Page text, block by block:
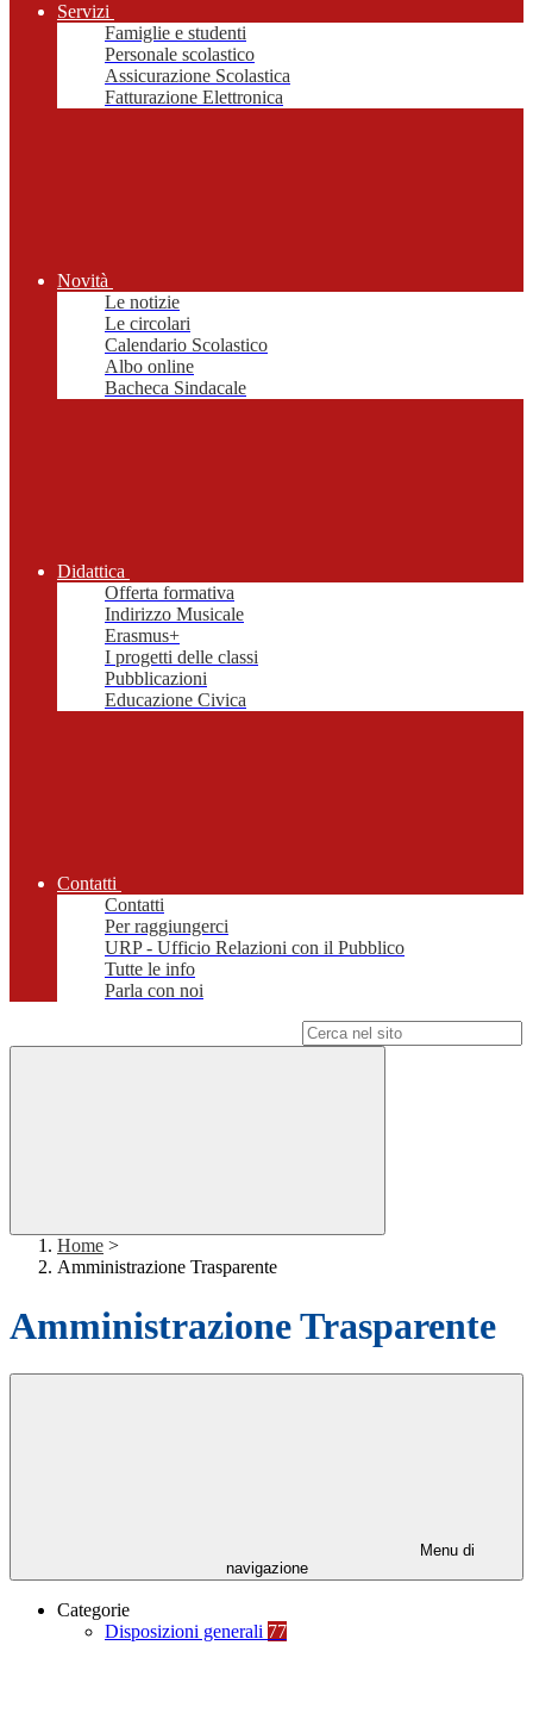
Servizi
Famiglie e studenti
Personale scolastico
Assicurazione Scolastica
Fatturazione Elettronica
Novità
Le notizie
Le circolari
Calendario Scolastico
Albo online
Bacheca Sindacale
Didattica
Offerta formativa
Indirizzo Musicale
Erasmus+
I progetti delle classi
Pubblicazioni
Educazione Civica
Contatti
Contatti
Per raggiungerci
URP - Ufficio Relazioni con il Pubblico
Tutte le info
Parla con noi
Home >
Amministrazione Trasparente
Amministrazione Trasparente
Menu di
navigazione
Categorie
Disposizioni generali 77